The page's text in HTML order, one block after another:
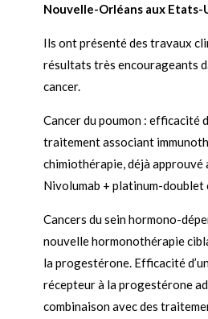
Nouvelle-Orléans aux Etats-
Ils ont présenté des travaux
résultats très encourageants
cancer.
Cancer du poumon : efficacité
traitement associant
chimiothérapie, déjà approuvé
Nivolumab + platinum-doublet
Cancers du sein hormono-
nouvelle hormonothérapie
la progestérone. Efficacité
récepteur à la progestérone
combinaison avec des